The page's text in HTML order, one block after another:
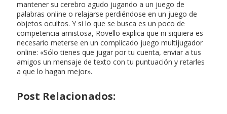
mantener su cerebro agudo jugando a un juego de
palabras online o relajarse perdiéndose en un juego de
objetos ocultos. Y si lo que se busca es un poco de
competencia amistosa, Rovello explica que ni siquiera es
necesario meterse en un complicado juego multijugador
online: «Sólo tienes que jugar por tu cuenta, enviar a tus
amigos un mensaje de texto con tu puntuación y retarles
a que lo hagan mejor».
Post Relacionados: